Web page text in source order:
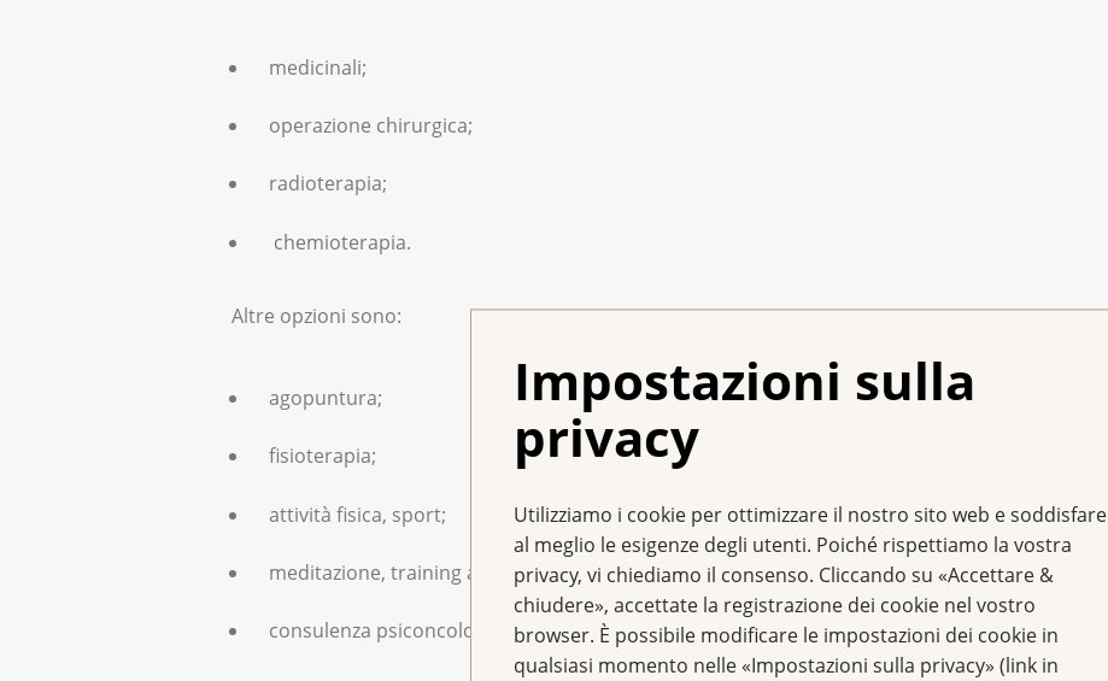
Impostazioni sulla
privacy
Utilizziamo i cookie per ottimizzare il nostro sito web e soddisfare
al meglio le esigenze degli utenti. Poiché rispettiamo la vostra
privacy, vi chiediamo il consenso. Cliccando su «Accettare &
chiudere», accettate la registrazione dei cookie nel vostro
browser. È possibile modificare le impostazioni dei cookie in
qualsiasi momento nelle «Impostazioni sulla privacy» (link in
medicinali;
operazione chirurgica;
radioterapia;
chemioterapia.
Altre opzioni sono:
agopuntura;
fisioterapia;
attività fisica, sport;
meditazione, training autogeno;
consulenza psiconcologica, psicoterapia.